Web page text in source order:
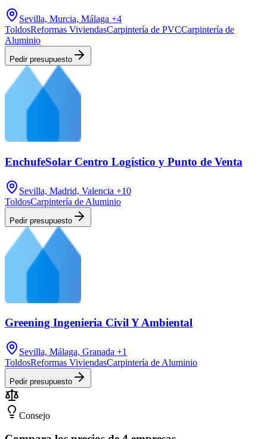
Sevilla, Murcia, Málaga +4
ToldosReformas ViviendasCarpintería de PVCCarpintería de
Aluminio
Pedir presupuesto
EnchufeSolar Centro Logístico y Punto de Venta
Sevilla, Madrid, Valencia +10
ToldosCarpintería de Aluminio
Pedir presupuesto
Greening Ingenieria Civil Y Ambiental
Sevilla, Málaga, Granada +1
ToldosReformas ViviendasCarpintería de Aluminio
Pedir presupuesto
Consejo